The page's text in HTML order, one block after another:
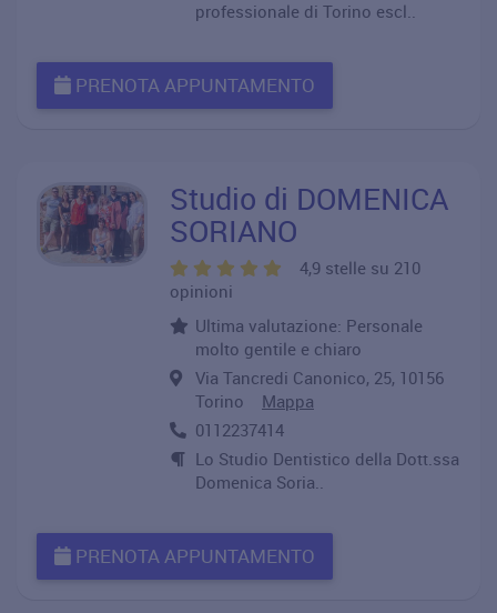
professionale di Torino escl..
PRENOTA APPUNTAMENTO
Studio di DOMENICA
SORIANO
4,9 stelle su 210
opinioni
Ultima valutazione: Personale
molto gentile e chiaro
Via Tancredi Canonico, 25, 10156
Torino Mappa
0112237414
Lo Studio Dentistico della Dott.ssa
Domenica Soria..
PRENOTA APPUNTAMENTO